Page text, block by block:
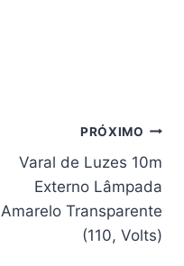
PRÓXIMO
Varal de Luzes 10m
Externo Lâmpada
Amarelo Transparente
(110, Volts)